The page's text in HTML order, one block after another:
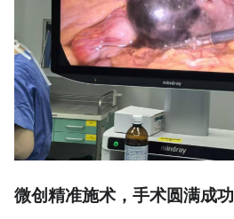
微创精准施术，手术圆满成功